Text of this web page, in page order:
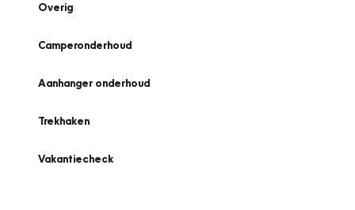
Overig
Camperonderhoud
Aanhanger onderhoud
Trekhaken
Vakantiecheck